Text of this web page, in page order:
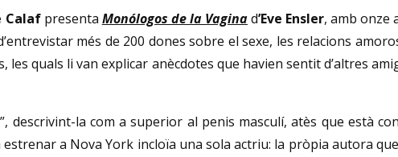
Calafpresenta Monólogos de la Vaginad’Eve Ensler, amb onze
més de 200 dones sobre el sexe, les relacions
les quals li van explicar anècdotes que havien sentit d’altres
descrivint-la com a superior al penis masculí, atès que està
a Nova York incloïa una sola actriu: la pròpia autora